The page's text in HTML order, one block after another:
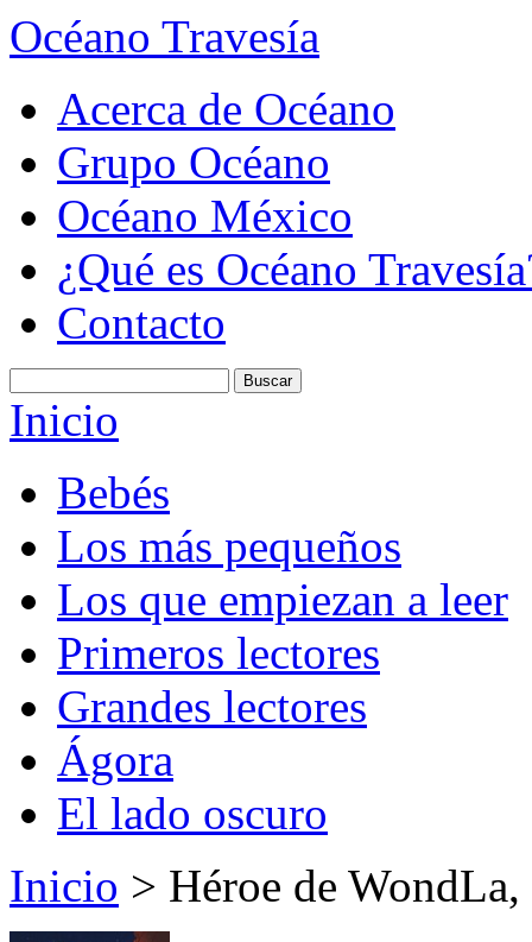
Océano Travesía
Acerca de Océano
Grupo Océano
Océano México
¿Qué es Océano
Contacto
Inicio
Bebés
Los más pequeños
Los que empiezan a leer
Primeros lectores
Grandes lectores
Ágora
El lado oscuro
Inicio > Héroe de